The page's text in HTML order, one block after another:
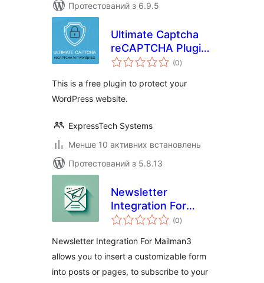
Протестований з 6.9.5
Ultimate Captcha
reCAPTCHA Plugin
for WordPress
(0загальний
рейтинг
)
This is a free plugin to protect your
WordPress website.
ExpressTech Systems
Менше 10 активних встановлень
Протестований з 5.8.13
Newsletter
Integration For
Mailman3
(0загальний
рейтинг
)
Newsletter Integration For Mailman3
allows you to insert a customizable form
into posts or pages, to subscribe to your